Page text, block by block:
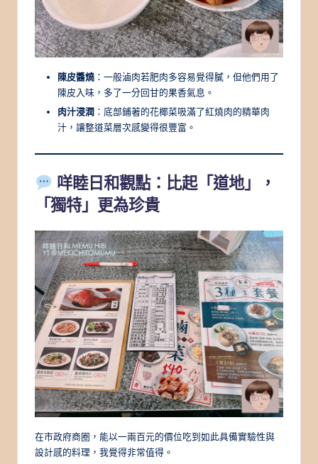
陳皮醬燒 ：一般滷肉若肥肉多容易覺得膩，但他們用了
陳皮入味，多了一分回甘的果香氣息。
肉汁浸潤 ：底部鋪著的花椰菜吸滿了紅燒肉的精華肉
汁，讓整道菜層次感變得很豐富。
咩睦日和觀點：比起「道地」，
「獨特」更為珍貴
在市政府商圈，能以一兩百元的價位吃到如此具備實驗性與
設計感的料理，我覺得非常值得。